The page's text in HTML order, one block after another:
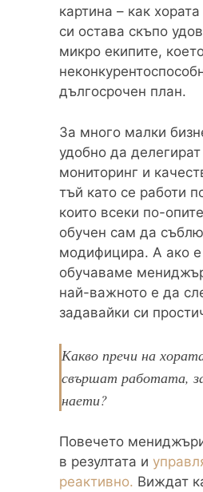
картина – как
си остава скъпо
микро екипите,
дългосрочен план.
За много малки
удобно да делегират
мониторинг и
тъй като се работи
които всеки по-
обучен сам да
модифицира. А ако
обучаваме
най-важното е да
задавайки си
Какво пречи на
свършат работата,
наети?
Повечето
в резултата и
реактивно. Виждат